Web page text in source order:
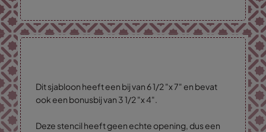
Dit sjabloon heeft een bij van 6 1/2 "x 7" en bevat
ook een bonusbij van 3 1/2 "x 4".
Deze stencil heeft geen echte opening, dus een